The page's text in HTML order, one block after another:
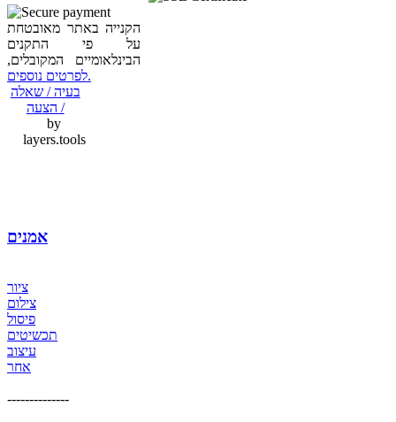
הקנייה באתר מאובטחת
על פי התקנים
הבינלאומיים המקובלים,
לפרטים נוספים.
בעיה / שאלה
/ הצעה
by
layers.tools
אמנים
ציור
צילום
פיסול
תכשיטים
עיצוב
אחר
--------------